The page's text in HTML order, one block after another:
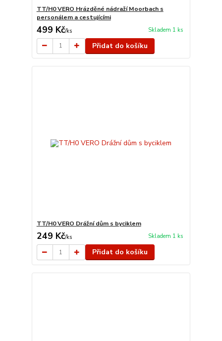
TT/H0 VERO Hrázděné nádraží Moorbach s
personálem a cestujícími
499 Kč/ks Skladem 1 ks
Přidat do košíku
TT/H0 VERO Drážní dům s byciklem
249 Kč/ks Skladem 1 ks
Přidat do košíku